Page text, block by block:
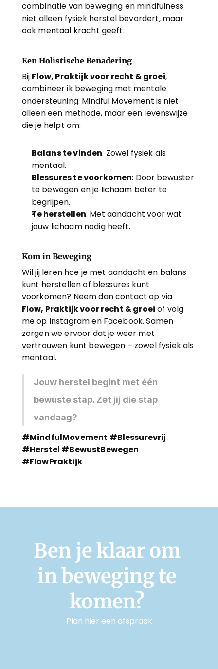
combinatie van beweging en mindfulness
niet alleen fysiek herstel bevordert, maar
ook mentaal kracht geeft.
Een Holistische Benadering
Bij Flow, Praktijk voor recht & groei,
combineer ik beweging met mentale
ondersteuning. Mindful Movement is niet
alleen een methode, maar een levenswijze
die je helpt om:
Balans te vinden: Zowel fysiek als
mentaal.
Blessures te voorkomen: Door bewuster
te bewegen en je lichaam beter te
begrijpen.
Te herstellen: Met aandacht voor wat
jouw lichaam nodig heeft.
Kom in Beweging
Wil jij leren hoe je met aandacht en balans
kunt herstellen of blessures kunt
Flow, Praktijk voor recht & groei of volg
me op Instagram en Facebook. Samen
zorgen we ervoor dat je weer met
vertrouwen kunt bewegen – zowel fysiek als
mentaal.
Jouw herstel begint met één
bewuste stap. Zet jij die stap
vandaag?
#MindfulMovement #Blessurevrij
#Herstel #BewustBewegen
#FlowPraktijk
Ben je klaar om
in beweging te
komen?
Plan hier een afspraak